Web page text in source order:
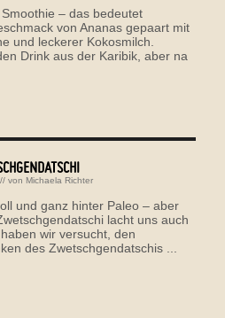
– das bedeutet
von Ananas gepaart mit
und leckerer Kokosmilch.
Drink aus der Karibik, aber na
// von Michaela Richter
und ganz hinter Paleo – aber
lacht uns auch
wir versucht, den
des Zwetschgendatschis ...